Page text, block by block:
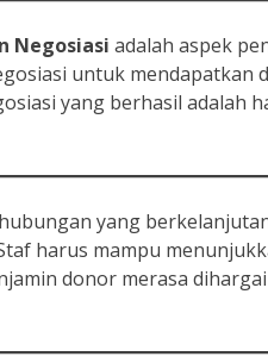
Negosiasi adalah aspek
untuk mendapatkan
yang berhasil adalah
yang
harus mampu
donor merasa